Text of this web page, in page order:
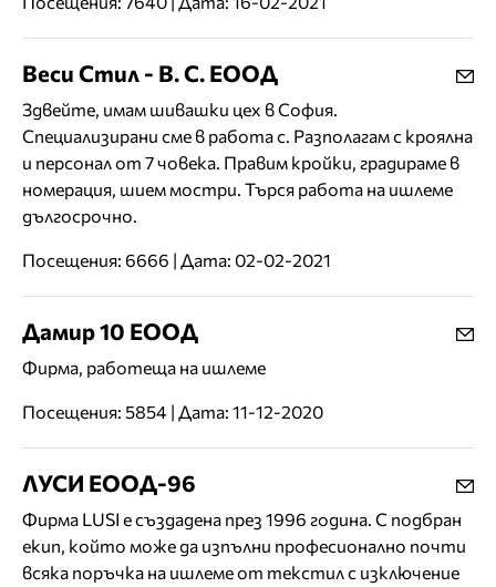
Веси Стил - В. С. ЕООД
Здвейте, имам шивашки цех в София.
Специализирани сме в работа с. Разполагам с кроялна
и персонал от 7 човека. Правим кройки, градираме в
номерация, шием мостри. Търся работа на ишлеме
дългосрочно.
Посещения: 6666 | Дата: 02-02-2021
Дамир 10 ЕООД
Фирма, работеща на ишлеме
Посещения: 5854 | Дата: 11-12-2020
ЛУСИ ЕООД-96
Фирма LUSI е създадена през 1996 година. С подбран
екип, който може да изпълни професионално почти
всяка поръчка на ишлеме от текстил с изключение